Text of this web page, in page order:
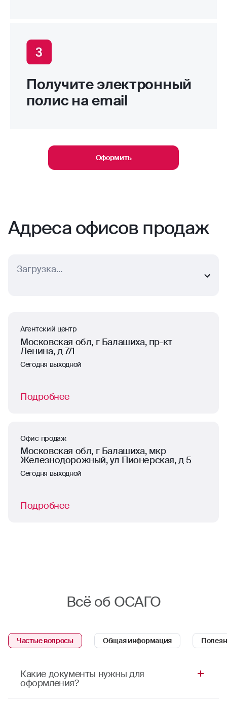
Получите электронный
полис на email
Оформить
Адреса офисов продаж
г. Балашиха, мкр. Железнодорожный
Агентский центр
Московская обл, г Балашиха, пр-кт
Ленина, д 7/1
Сегодня выходной
Подробнее
Офис продаж
Московская обл, г Балашиха, мкр
Железнодорожный, ул Пионерская, д 5
Сегодня выходной
Подробнее
Всё об ОСАГО
Частые вопросы Общая информация
Какие документы нужны для
оформления?